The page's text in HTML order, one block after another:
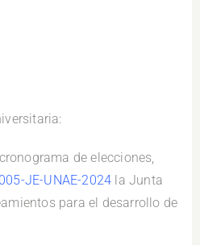
de elecciones,
JE-UNAE-2024 la Junta
para el desarrollo de